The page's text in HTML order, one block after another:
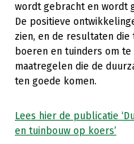
wordt gebracht en wordt
De positieve
zien, en de resultaten
boeren en tuinders om
maatregelen die de
ten goede komen.
Lees hier de publicatie
en tuinbouw op koers’